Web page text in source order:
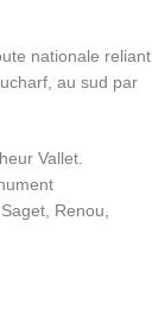
nationale reliant
au sud par
Vallet.
Renou,